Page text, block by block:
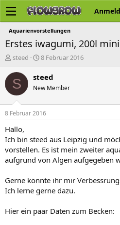
Aquarienvorstellungen
Erstes iwagumi, 200l
E
s
t
l
e
r
steed
E
s
e
l
t
8 Februar 2016
S steed
New Member
8 Februar 2016
Hallo,
Ich bin steed aus Leipzig und
vorstellen. Es ist mein zweiter
aufgrund von Algen aufgegeben
Gerne könnte ihr mir
Ich lerne gerne dazu.
Hier ein paar Daten zum Becken: